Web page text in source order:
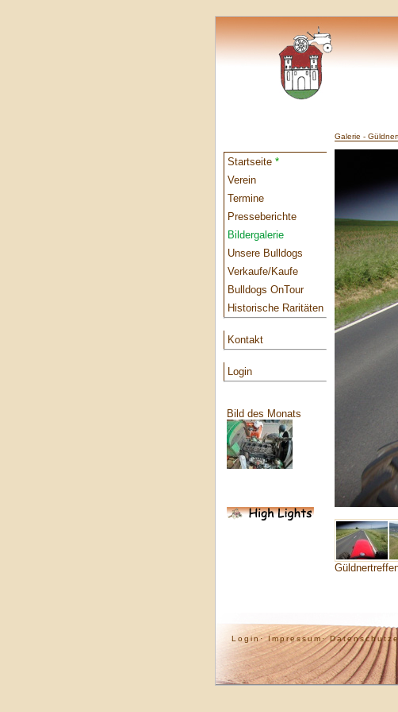
Startseite *
Verein
Termine
Presseberichte
Bildergalerie
Unsere Bulldogs
Verkaufe/Kaufe
Bulldogs OnTour
Historische Raritäten
Kontakt
Login
Bild des Monats
Galerie -
Login· Impressum·